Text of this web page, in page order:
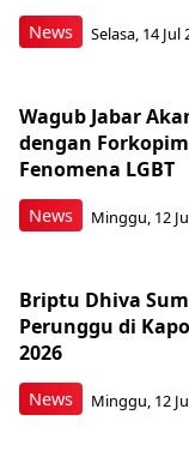
News Selasa, 14 Jul
News
Wagub Jabar
dengan
Fenomena LGBT
Minggu, 12
News
Briptu Dhiva
Perunggu di
2026
Minggu, 12